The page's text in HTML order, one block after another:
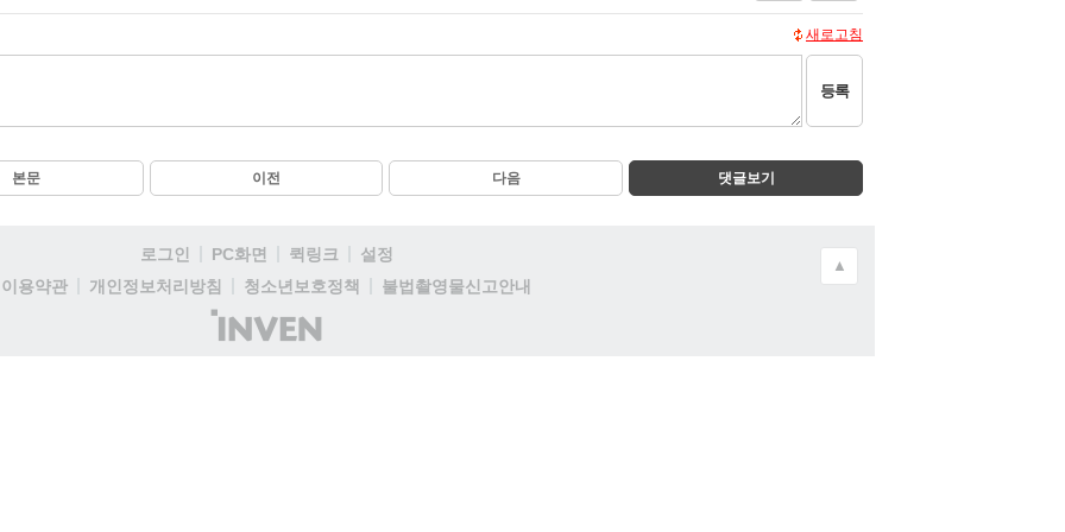
새로고침
등록
본문 이전 다음 댓글보기
로그인 PC화면 퀵링크
설정
이용약관
개인정보처리방침 청소년보호정책
불법촬영물신고안내
(주)
인
▲